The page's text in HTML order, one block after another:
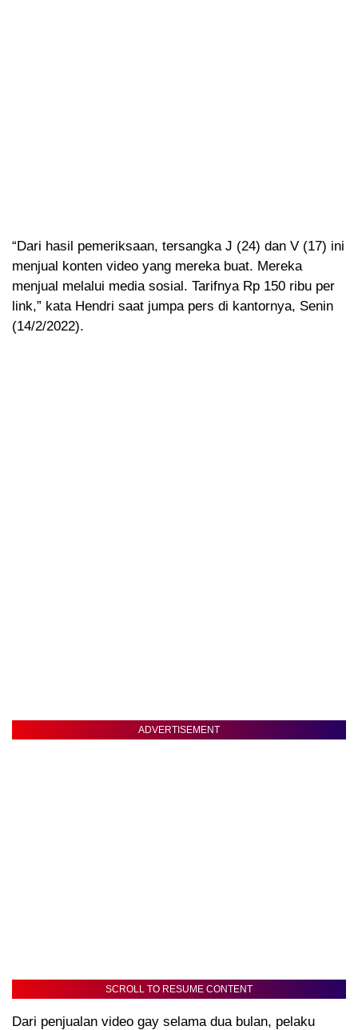
“Dari hasil pemeriksaan, tersangka J (24) dan V (17) ini
menjual konten video yang mereka buat. Mereka
menjual melalui media sosial. Tarifnya Rp 150 ribu per
link,” kata Hendri saat jumpa pers di kantornya, Senin
(14/2/2022).
ADVERTISEMENT
SCROLL TO RESUME CONTENT
Dari penjualan video gay selama dua bulan, pelaku